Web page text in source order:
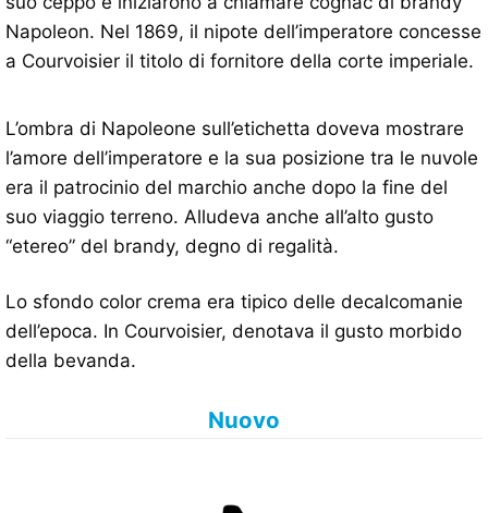
Napoleon. Nel 1869, il nipote dell’imperatore concesse
a Courvoisier il titolo di fornitore della corte imperiale.
L’ombra di Napoleone sull’etichetta doveva mostrare
l’amore dell’imperatore e la sua posizione tra le nuvole
era il patrocinio del marchio anche dopo la fine del
suo viaggio terreno. Alludeva anche all’alto gusto
“etereo” del brandy, degno di regalità.
Lo sfondo color crema era tipico delle decalcomanie
dell’epoca. In Courvoisier, denotava il gusto morbido
della bevanda.
Nuovo